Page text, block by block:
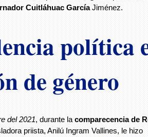
Cuitláhuac GarcíaJiménez.
política
de género
del 2021, durante la comparecencia de
priista, Anilú Ingram Vallines, le hizo